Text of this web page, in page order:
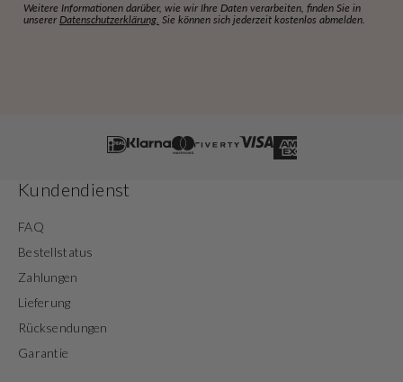
Weitere Informationen darüber, wie wir Ihre Daten verarbeiten, finden Sie in
unserer Datenschutzerklärung. Sie können sich jederzeit kostenlos abmelden.
Kundendienst
FAQ
Bestellstatus
Zahlungen
Lieferung
Rücksendungen
Garantie